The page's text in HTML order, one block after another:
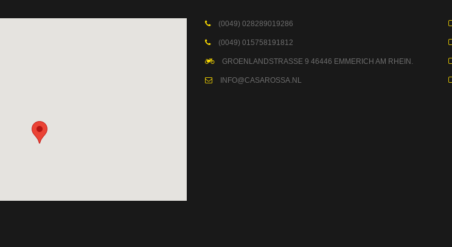
(0049) 028289019286
(0049) 015758191812
GROENLANDSTRASSE 9 46446 EMMERICH AM RHEIN.
INFO@CASAROSSA.NL